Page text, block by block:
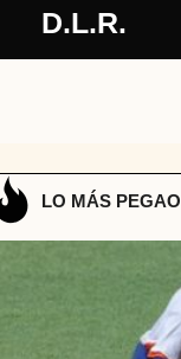
D.L.R.
LO MÁS PEGAO